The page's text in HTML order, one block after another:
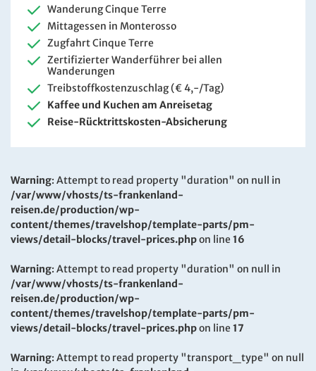
Wanderung Cinque Terre
Mittagessen in Monterosso
Zugfahrt Cinque Terre
Zertifizierter Wanderführer bei allen
Wanderungen
Treibstoffkostenzuschlag (€ 4,-/Tag)
Kaffee und Kuchen am Anreisetag
Reise-Rücktrittskosten-Absicherung
Warning: Attempt to read property "duration" on null in
/var/www/vhosts/ts-frankenland-
reisen.de/production/wp-
content/themes/travelshop/template-parts/pm-
views/detail-blocks/travel-prices.phpon line 16
Warning: Attempt to read property "duration" on null in
/var/www/vhosts/ts-frankenland-
reisen.de/production/wp-
content/themes/travelshop/template-parts/pm-
views/detail-blocks/travel-prices.phpon line 17
Warning: Attempt to read property "transport_type" on null